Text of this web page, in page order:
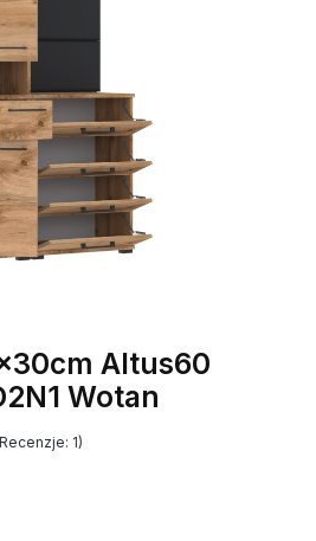
Altus60
Wotan
1)